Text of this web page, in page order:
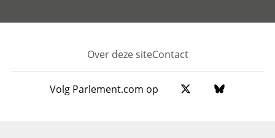
Footer
Over deze siteContact
Volg Parlement.com op